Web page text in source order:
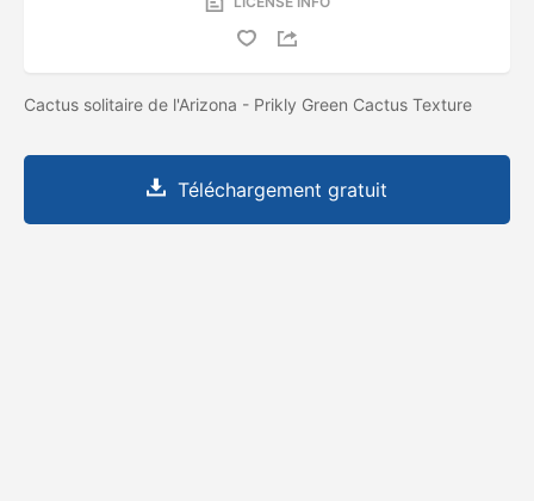
Cactus solitaire de l'Arizona - Prikly Green Cactus Texture
Téléchargement gratuit